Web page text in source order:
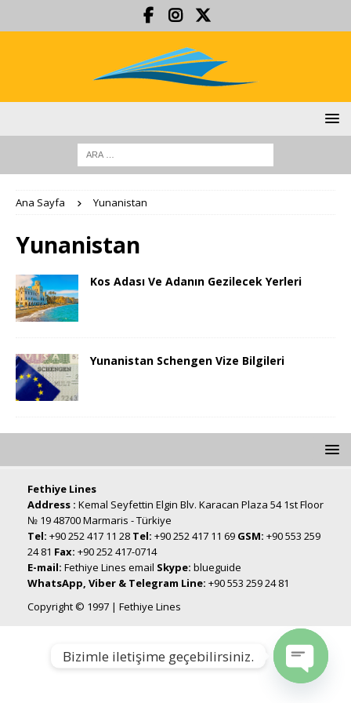
Ana Sayfa Yunanistan
Yunanistan
Kos Adası Ve Adanın Gezilecek Yerleri
Yunanistan Schengen Vize Bilgileri
Fethiye Lines
Address : Kemal Seyfettin Elgin Blv. Karacan Plaza 54 1st Floor
№ 19 48700 Marmaris - Türkiye
Tel: +90 252 417 11 28 Tel: +90 252 417 11 69 GSM: +90 553 259
24 81 Fax: +90 252 417-0714
E-mail: Fethiye Lines email Skype: blueguide
WhatsApp, Viber & Telegram Line: +90 553 259 24 81
Copyright © 1997 | Fethiye Lines
Bizimle iletişime geçebilirsiniz.